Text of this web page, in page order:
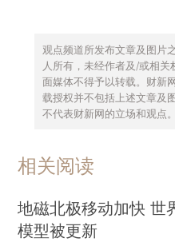
观点频道所发布文章及图片
人所有，未经作者及/或相
面媒体不得予以转载。财新
载授权并不包括上述文章及
不代表财新网的立场和观点。
相关阅读
地磁北极移动加快 世
模型被更新